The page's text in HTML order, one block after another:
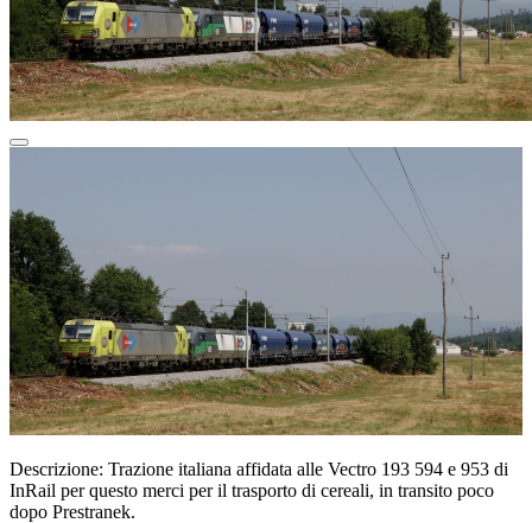
Descrizione: Trazione italiana affidata alle Vectro 193 594 e 953 di
InRail per questo merci per il trasporto di cereali, in transito poco
dopo Prestranek.